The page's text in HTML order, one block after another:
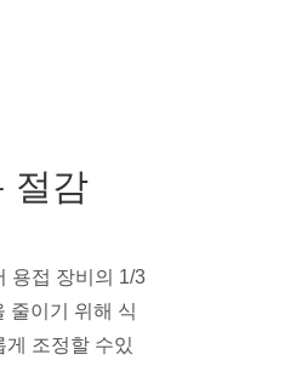
절감
용접 장비의 1/3
줄이기 위해 식
조정할 수있